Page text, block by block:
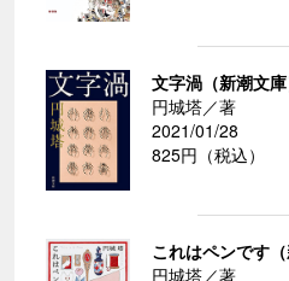
文字渦（新潮文庫
円城塔／著
2021/01/28
825円（税込）
これはペンです（
円城塔／著